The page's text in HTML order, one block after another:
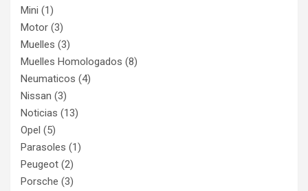
Mini (1)
Motor (3)
Muelles (3)
Muelles Homologados (8)
Neumaticos (4)
Nissan (3)
Noticias (13)
Opel (5)
Parasoles (1)
Peugeot (2)
Porsche (3)